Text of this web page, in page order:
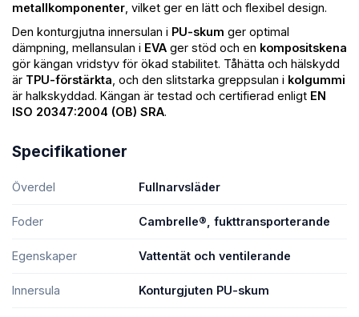
metallkomponenter , vilket ger en lätt och flexibel design.
Den konturgjutna innersulan i PU-skum ger optimal
dämpning, mellansulan i EVA ger stöd och en kompositskena
gör kängan vridstyv för ökad stabilitet. Tåhätta och hälskydd
är TPU-förstärkta , och den slitstarka greppsulan i kolgummi
är halkskyddad. Kängan är testad och certifierad enligt EN
ISO 20347:2004 (OB) SRA.
Specifikationer
Överdel Fullnarvsläder
Foder Cambrelle®, fukttransporterande
Egenskaper Vattentät och ventilerande
Innersula Konturgjuten PU-skum